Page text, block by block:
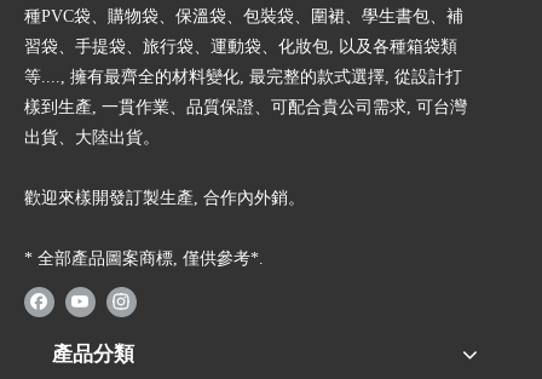
種PVC袋、購物袋、保溫袋、包裝袋、圍裙、學生書包、補
習袋、手提袋、旅行袋、運動袋、化妝包, 以及各種箱袋類
等...., 擁有最齊全的材料變化, 最完整的款式選擇, 從設計打
樣到生產, 一貫作業、品質保證、可配合貴公司需求, 可台灣
出貨、大陸出貨。
歡迎來樣開發訂製生產, 合作內外銷。
* 全部產品圖案商標, 僅供參考*.
產品分類